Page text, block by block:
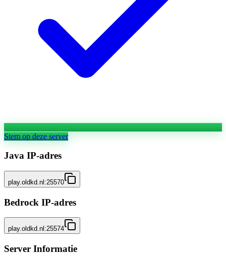
Stem op deze server
Java IP-adres
play.oldkd.nl:25570
Bedrock IP-adres
play.oldkd.nl:25574
Server Informatie